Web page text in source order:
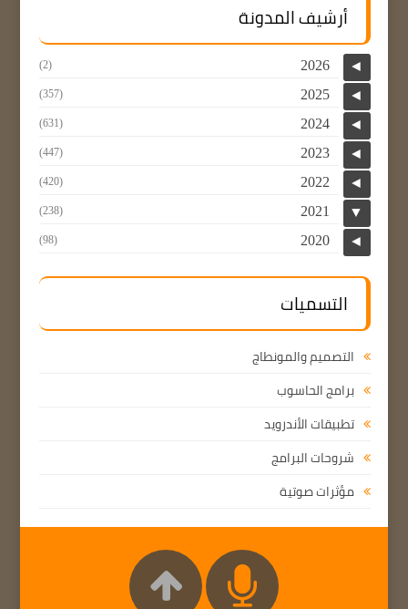
أرشيف المدونة
◄
2026
(2)
◄
2025
(357)
◄
2024
(631)
◄
2023
(447)
◄
2022
(420)
▼
2021
(238)
◄
2020
(98)
التسميات
التصميم والمونطاج
برامج الحاسوب
تطبيقات الأندرويد
شروحات البرامج
مؤثرات صوتية